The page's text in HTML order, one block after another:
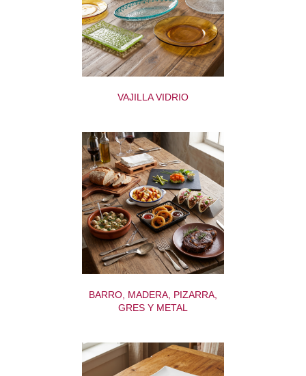
VAJILLA VIDRIO
BARRO, MADERA, PIZARRA,
GRES Y METAL